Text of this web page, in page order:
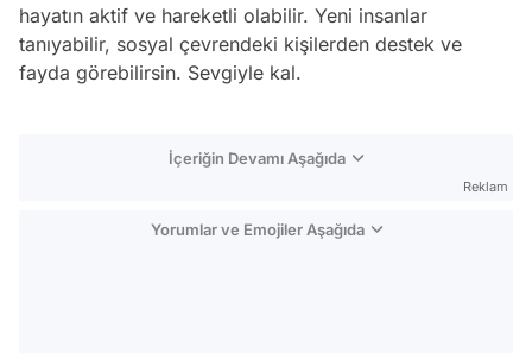
hayatın aktif ve hareketli olabilir. Yeni insanlar
tanıyabilir, sosyal çevrendeki kişilerden destek ve
fayda görebilirsin. Sevgiyle kal.
İçeriğin Devamı Aşağıda
Reklam
Yorumlar ve Emojiler Aşağıda